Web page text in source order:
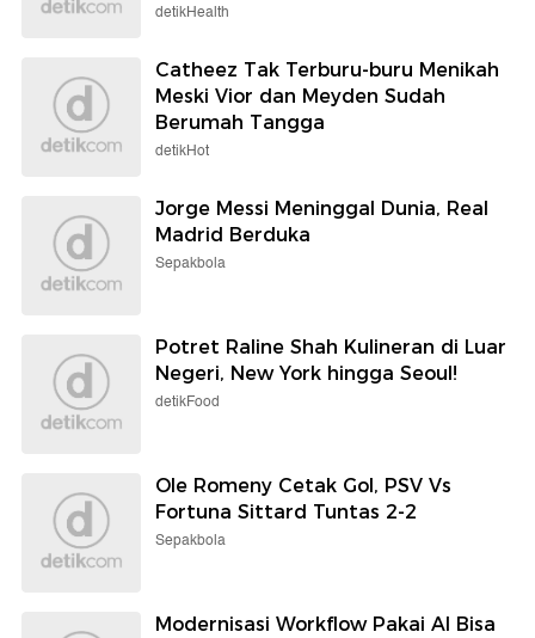
detikHealth
Catheez Tak Terburu-buru Menikah
Meski Vior dan Meyden Sudah
Berumah Tangga
detikHot
Jorge Messi Meninggal Dunia, Real
Madrid Berduka
Sepakbola
Potret Raline Shah Kulineran di Luar
Negeri, New York hingga Seoul!
detikFood
Ole Romeny Cetak Gol, PSV Vs
Fortuna Sittard Tuntas 2-2
Sepakbola
Modernisasi Workflow Pakai AI Bisa